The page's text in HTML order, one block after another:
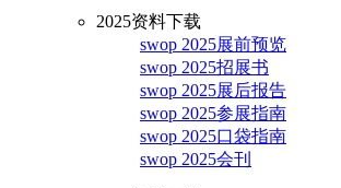
2025资料下载
swop 2025展前预览
swop 2025招展书
swop 2025展后报告
swop 2025参展指南
swop 2025口袋指南
swop 2025会刊